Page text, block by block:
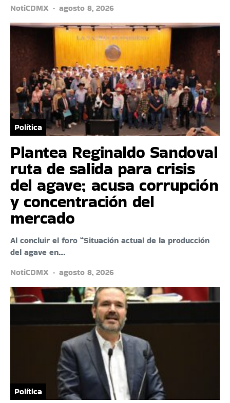
NotiCDMX
agosto 8, 2026
Política
Plantea Reginaldo Sandoval
ruta de salida para crisis
del agave; acusa corrupción
y concentración del
mercado
Al concluir el foro “Situación actual de la producción
del agave en…
NotiCDMX
agosto 8, 2026
Política